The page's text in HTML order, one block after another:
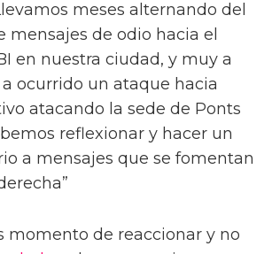
meses alternando del
mensajes de odio hacia el
en nuestra ciudad, y muy a
ocurrido un ataque hacia
atacando la sede de Ponts
reflexionar y hacer un
a mensajes que se fomentan
momento de reaccionar y no